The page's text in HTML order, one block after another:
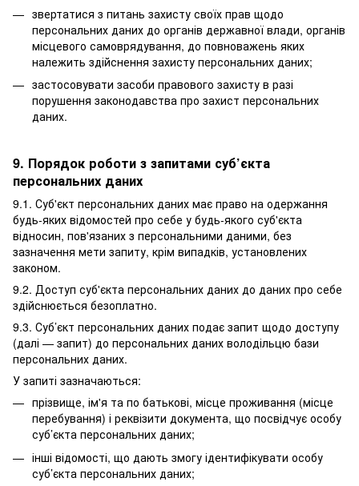
звертатися з питань захисту своїх прав щодо
персональних даних до органів державної влади, органів
місцевого самоврядування, до повноважень яких
належить здійснення захисту персональних даних;
застосовувати засоби правового захисту в разі
порушення законодавства про захист персональних
даних.
9. Порядок роботи з запитами суб’єкта
персональних даних
9.1. Суб'єкт персональних даних має право на одержання
будь-яких відомостей про себе у будь-якого суб'єкта
відносин, пов'язаних з персональними даними, без
зазначення мети запиту, крім випадків, установлених
законом.
9.2. Доступ суб'єкта персональних даних до даних про себе
здійснюється безоплатно.
9.3. Суб’єкт персональних даних подає запит щодо доступу
(далі — запит) до персональних даних володільцю бази
персональних даних.
У запиті зазначаються:
прізвище, ім'я та по батькові, місце проживання (місце
перебування) і реквізити документа, що посвідчує особу
суб’єкта персональних даних;
інші відомості, що дають змогу ідентифікувати особу
суб’єкта персональних даних;